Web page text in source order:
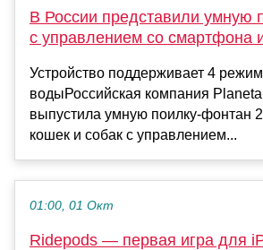
В России представили умную
с управлением со смартфона
Устройство поддерживает 4
водыРоссийская компания
выпустила умную поилку-фонтан
кошек и собак с управлением...
01:00, 01 Окт
Ridepods — первая игра для